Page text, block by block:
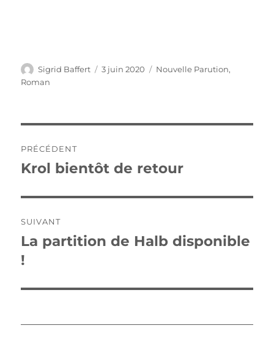
Auteur
Sigrid Baffert
Publié
3 juin 2020 Catégories
Nouvelle Parution,
Roman
de
PRÉCÉDENT
Publication
Krol bientôt de retour
SUIVANT
Publication
suivante :
La partition de Halb disponible
!